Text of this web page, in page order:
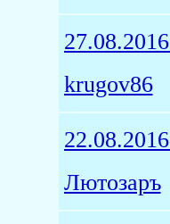
27.08.2016
krugov86
22.08.2016
Лютозаръ